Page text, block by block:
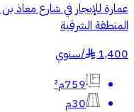
عمارة للإيجار في شارع معاذ
المنطقة الشرقية
1,400
§
/سنوي
759م²
30م